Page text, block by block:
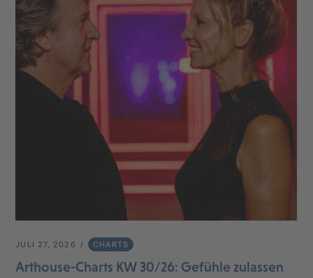
JULI 27, 2026 CHARTS
Arthouse-Charts KW 30/26: Gefühle zulassen